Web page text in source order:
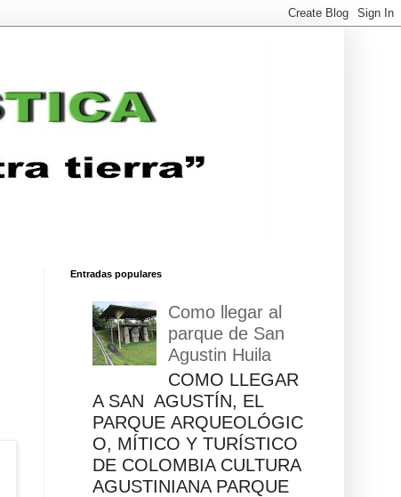
Entradas populares
Como llegar al
parque de San
Agustin Huila
COMO LLEGAR
A SAN AGUSTÍN, EL
PARQUE ARQUEOLÓGIC
O, MÍTICO Y TURÍSTICO
DE COLOMBIA CULTURA
AGUSTINIANA PARQUE